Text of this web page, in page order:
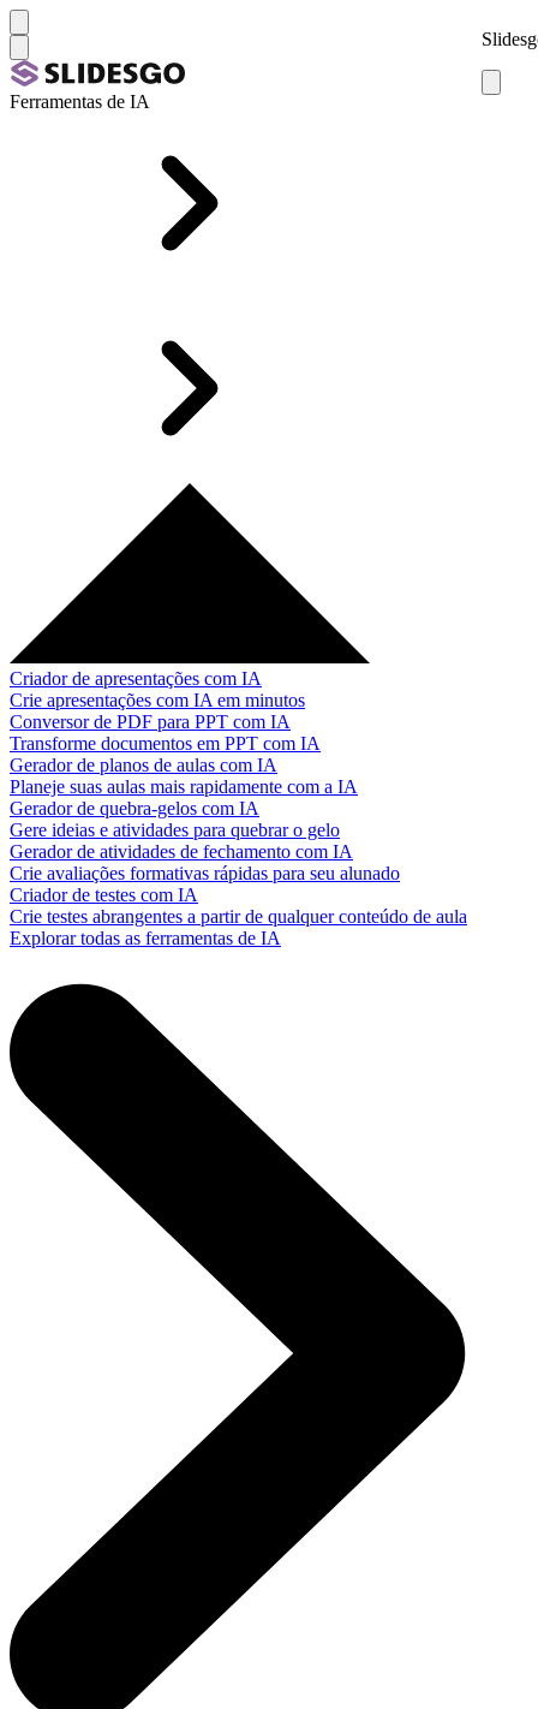
Ferramentas de IA
Criador de apresentações com IA
Crie apresentações com IA em minutos
Conversor de PDF para PPT com IA
Transforme documentos em PPT com IA
Gerador de planos de aulas com IA
Planeje suas aulas mais rapidamente com a IA
Gerador de quebra-gelos com IA
Gere ideias e atividades para quebrar o gelo
Gerador de atividades de fechamento com IA
Crie avaliações formativas rápidas para seu alunado
Criador de testes com IA
Crie testes abrangentes a partir de qualquer conteúdo de aula
Explorar todas as ferramentas de IA